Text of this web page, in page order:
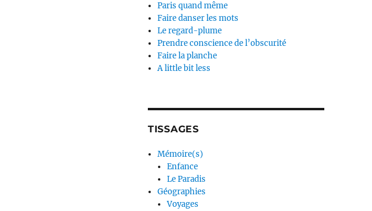
Paris quand même
Faire danser les mots
Le regard-plume
Prendre conscience de l’obscurité
Faire la planche
A little bit less
TISSAGES
Mémoire(s)
Enfance
Le Paradis
Géographies
Voyages